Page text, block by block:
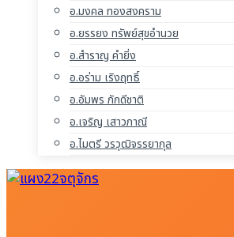
อ.มงคล ทองสงคราม
อ.ยรรยง ทรัพย์สุขอำนวย
อ.สำราญ คำยิ่ง
อ.อร่าม เริงฤทธิ์
อ.อัมพร ภักดีชาติ
อ.เจริญ เสาวภาณี
อ.ไมตรี วรวุฒิจรรยากุล